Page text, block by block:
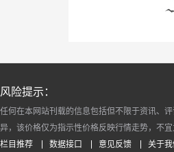
风险提示：
任何在本网站刊载的信息包括但不限于资讯、
异，该价格仅为指示性价格反映行情走势，不
栏目推荐
数据接口 意见反馈 关于我